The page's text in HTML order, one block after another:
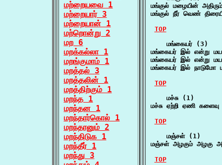
மற்றையவை 1
மற்றையார் 3
மற்றையான் 1
மற்றொன்று 2
மற 6
மறக்கல்லா 1
மறங்குமாம் 1
மறத்தல் 3
மறத்தலின் 1
மறத்திற்கும் 1
மறந்த 1
மறந்தன 1
மறந்தார்கொல் 1
மறந்தானும் 2
மறந்திடுக 1
மறந்தீர் 1
மறந்து 3
மங்குல் மழையின்
மங்குல் நீர் வெண்
TOP
    மங்கையர் (3)
மங்கையர் இல் என்று
மங்கையர் இல் என்று
மங்கையர் இல்
TOP
    மச்சு (1)
மச்சு ஏற்றி ஏணி
TOP
    மஞ்சள் (1)
மஞ்சள் அழகும் அழகு
TOP